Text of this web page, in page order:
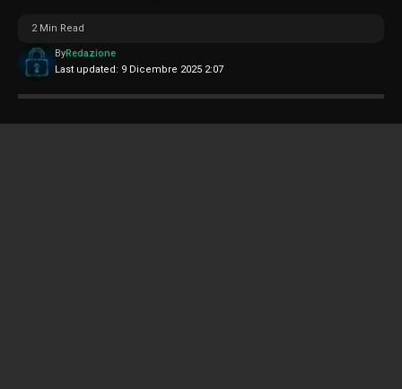
Last updated: 9 Dicembre 2025 2:07
ByRedazione
2 Min Read